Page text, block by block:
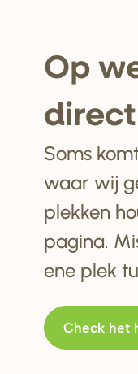
Op
dir
Soms
waar wij
plekken
pagina.
ene plek
Check het